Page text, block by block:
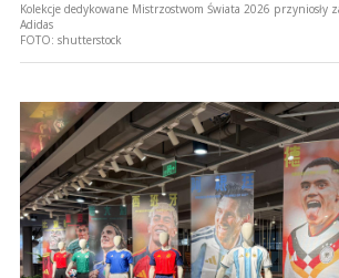
Kolekcje dedykowane Mistrzostwom Świata 2026 przyniosły
Adidas
FOTO: shutterstock